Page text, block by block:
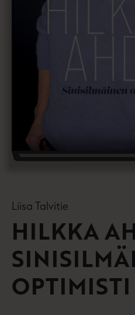
Liisa Talvitie
HILKKA
OPTIMISTI